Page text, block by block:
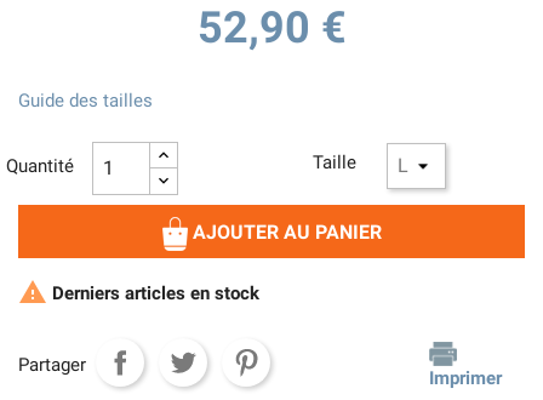
52,90 €
Taille
Guide des tailles
Quantité
AJOUTER AU PANIER
 Derniers articles en stock
Partager
Imprimer